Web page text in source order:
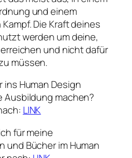
und einem
Die Kraft deines
werden um deine,
und nicht dafür
müssen.
Human Design
machen?
LINK
für meine
und Bücher im Human